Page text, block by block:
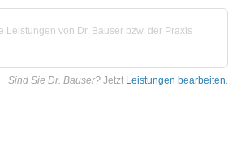
Leistungen von Dr. Bauser bzw. der Praxis
Sind Sie Dr. Bauser? Jetzt Leistungen bearbeiten.